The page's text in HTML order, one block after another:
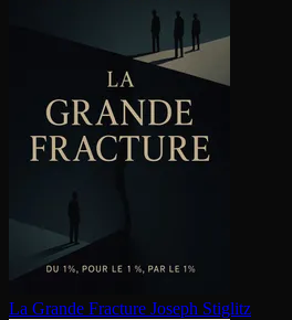
La Grande Fracture Joseph Stiglitz